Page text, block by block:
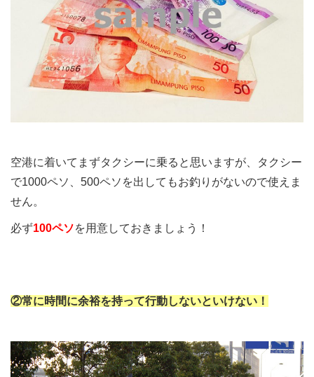
空港に着いてまずタクシーに乗ると思いますが、タクシー
で1000ペソ、500ペソを出してもお釣りがないので使えま
せん。
必ず100ペソを用意しておきましょう！
②常に時間に余裕を持って行動しないといけない！